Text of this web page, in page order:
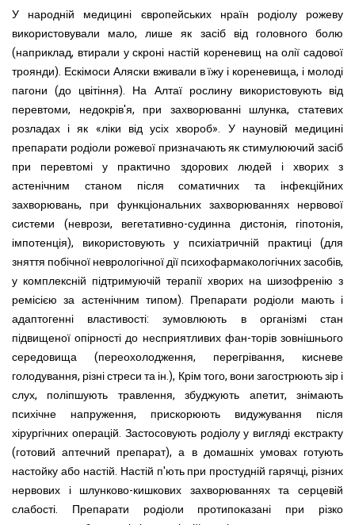
У народній медицині європейських нраїн родіолу рожеву
використовували мало, лише як засіб від головного болю
(наприклад, втирали у скроні настій кореневищ на олії садової
троянди). Ескімоси Аляски вживали в їжу і кореневища, і молоді
пагони (до цвітіння). На Алтаї рослину використовують від
перевтоми, недокрів'я, при захворюванні шлунка, статевих
розладах і як «ліки від усіх хвороб». У науновій медицині
препарати родіоли рожевої призначають як стимулюючий засіб
при перевтомі у практично здорових людей і хворих з
астенічним станом після соматичних та інфекційних
захворювань, при функціональних захворюваннях нервової
системи (неврози, вегетативно-судинна дистонія, гіпотонія,
імпотенція), використовують у психіатричній практиці (для
зняття побічної неврологічної дії психофармакологічних засобів,
у комплексній підтримуючій терапії хворих на шизофренію з
ремісією за астенічним типом). Препарати родіоли мають і
адаптогенні властивості: зумовлюють в організмі стан
підвищеної опірності до несприятливих фан-торів зовнішнього
середовища (переохолодження, перегрівання, кисневе
голодування, різні стреси та ін.), Крім того, вони загострюють зір і
слух, поліпшують травлення, збуджують апетит, знімають
психічне напруження, прискорюють видужування після
хірургічних операцій. Застосовують родіолу у вигляді екстракту
(готовий аптечний препарат), а в домашніх умовах готують
настойку або настій. Настій п'ють при простудній гарячці, різних
нервових і шлунково-кишкових захворюваннях та серцевій
слабості. Препарати родіоли протипоказані при різко